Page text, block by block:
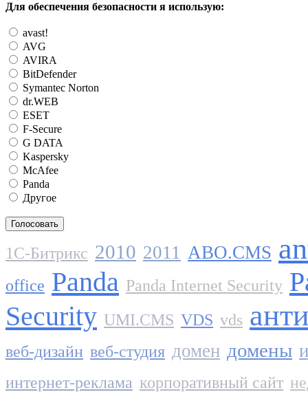
Для обеспечения безопасности я использую:
avast!
AVG
AVIRA
BitDefender
Symantec Norton
dr.WEB
ESET
F-Secure
G DATA
Kaspersky
McAfee
Panda
Другое
1C-Битрикс 2010 2011 ABO.CMS
office Panda Panda Internet Security
Security UMI.CMS VDS vds
веб-дизайн веб-студия домен домены
интернет-реклама корпоративный сайт